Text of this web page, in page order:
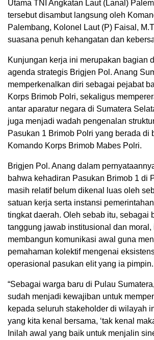
Utama TNI Angkatan Laut (Lanal)
tersebut disambut langsung oleh
Palembang, Kolonel Laut (P) Faisal,
suasana penuh kehangatan dan
Kunjungan kerja ini merupakan bagian
agenda strategis Brigjen Pol. Anang
memperkenalkan diri sebagai pejabat
Korps Brimob Polri, sekaligus
antar aparatur negara di Sumatera
juga menjadi wadah pengenalan
Pasukan 1 Brimob Polri yang berada di
Komando Korps Brimob Mabes Polri.
Brigjen Pol. Anang dalam
bahwa kehadiran Pasukan Brimob 1 di
masih relatif belum dikenal luas oleh
satuan kerja serta instansi
tingkat daerah. Oleh sebab itu, sebagai
tanggung jawab institusional dan moral,
membangun komunikasi awal guna
pemahaman kolektif mengenai
operasional pasukan elit yang ia pimpin.
“Sebagai warga baru di Pulau
sudah menjadi kewajiban untuk
kepada seluruh stakeholder di wilayah
yang kita kenal bersama, ‘tak kenal
Inilah awal yang baik untuk menjalin